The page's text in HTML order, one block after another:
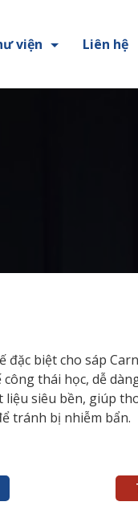
viện Liên hệ
đặc biệt cho sáp
công thái học, dễ
liệu siêu bền, giúp
tránh bị nhiễm bẩn.